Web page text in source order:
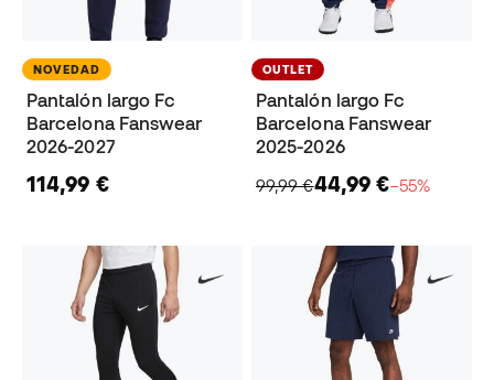
NOVEDAD
Pantalón largo Fc
Barcelona Fanswear
2026-2027
114,99 €
OUTLET
Pantalón largo Fc
Barcelona Fanswear
2025-2026
99,99 €44,99 €−55%